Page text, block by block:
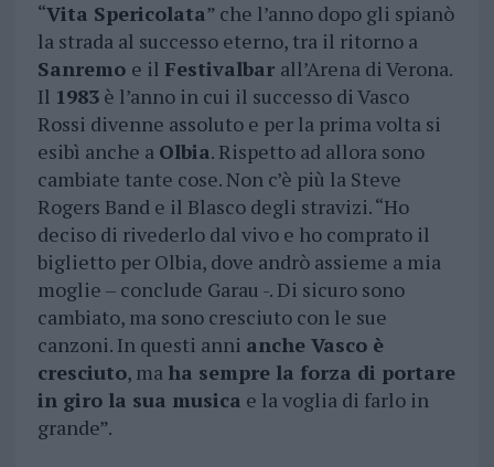
“Vita Spericolata” che l’anno dopo gli spianò
la strada al successo eterno, tra il ritorno a
Sanremo e il Festivalbar all’Arena di Verona.
Il 1983è l’anno in cui il successo di Vasco
Rossi divenne assoluto e per la prima volta si
esibì anche a Olbia. Rispetto ad allora sono
cambiate tante cose. Non c’è più la Steve
Rogers Band e il Blasco degli stravizi. “Ho
deciso di rivederlo dal vivo e ho comprato il
biglietto per Olbia, dove andrò assieme a mia
moglie – conclude Garau -. Di sicuro sono
cambiato, ma sono cresciuto con le sue
canzoni. In questi anni anche Vasco è
cresciuto, ma ha sempre la forza di portare
in giro la sua musica e la voglia di farlo in
grande”.